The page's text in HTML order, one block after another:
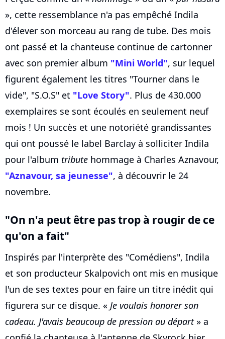
», cette ressemblance n'a pas empêché Indila
d'élever son morceau au rang de tube. Des mois
ont passé et la chanteuse continue de cartonner
avec son premier album "Mini World", sur lequel
figurent également les titres "Tourner dans le
vide", "S.O.S" et "Love Story". Plus de 430.000
exemplaires se sont écoulés en seulement neuf
mois ! Un succès et une notoriété grandissantes
qui ont poussé le label Barclay à solliciter Indila
pour l'album tribute hommage à Charles Aznavour,
"Aznavour, sa jeunesse", à découvrir le 24
novembre.
"On n'a peut être pas trop à rougir de ce
qu'on a fait"
Inspirés par l'interprète des "Comédiens", Indila
et son producteur Skalpovich ont mis en musique
l'un de ses textes pour en faire un titre inédit qui
figurera sur ce disque. « Je voulais honorer son
cadeau. J'avais beaucoup de pression au départ» a